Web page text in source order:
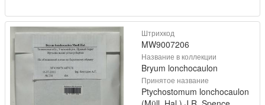
Штрихкод
MW9007206
Название в коллекции
Bryum lonchocaulon
Принятое название
Ptychostomum lonchocaulon